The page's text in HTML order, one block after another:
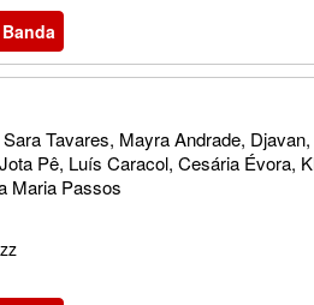
Tavares, Mayra Andrade, Djavan,
Pê, Luís Caracol, Cesária Évora,
Maria Passos